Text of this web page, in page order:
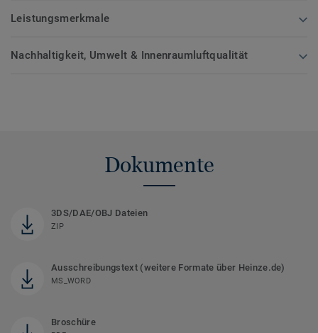
Leistungsmerkmale
Nachhaltigkeit, Umwelt & Innenraumluftqualität
Dokumente
3DS/DAE/OBJ Dateien
ZIP
Ausschreibungstext (weitere Formate über Heinze.de)
MS_WORD
Broschüre